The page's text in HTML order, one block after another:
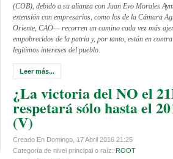
(COB), debido a su alianza con Juan Evo Morales
extensión con empresarios, como los de la Cámara
Oriente, CAO— recorren un camino cada vez más
empobrecidos de la patria y, por tanto, están en
legítimos intereses del pueblo.
Leer más...
¿La victoria del NO el
respetará sólo hasta el
(V)
Creado En Domingo, 17 Abril 2016 21:25
Categoría de nivel principal o raíz: ROOT